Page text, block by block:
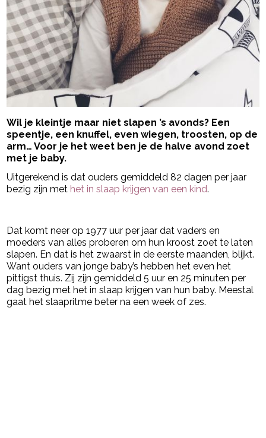
Wil je kleintje maar niet slapen ’s avonds? Een
speentje, een knuffel, even wiegen, troosten, op de
arm… Voor je het weet ben je de halve avond zoet
met je baby.
Uitgerekend is dat ouders gemiddeld 82 dagen per jaar
bezig zijn met het in slaap krijgen van een kind.
Dat komt neer op 1977 uur per jaar dat vaders en
moeders van alles proberen om hun kroost zoet te laten
slapen. En dat is het zwaarst in de eerste maanden, blijkt.
Want ouders van jonge baby’s hebben het even het
pittigst thuis. Zij zijn gemiddeld 5 uur en 25 minuten per
dag bezig met het in slaap krijgen van hun baby. Meestal
gaat het slaapritme beter na een week of zes.